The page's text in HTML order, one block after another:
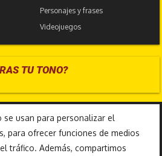
Personajes y frases
Videojuegos
TU TONO?
usan para personalizar el
para ofrecer funciones de medios
tráfico. Además, compartimos